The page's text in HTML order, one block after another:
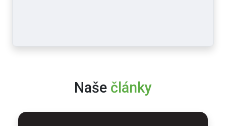
Naše články